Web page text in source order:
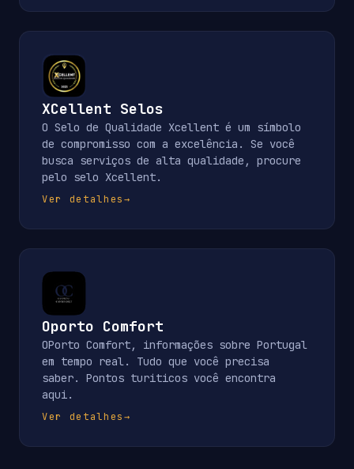
XCellent Selos
O Selo de Qualidade Xcellent é um símbolo
de compromisso com a excelência. Se você
busca serviços de alta qualidade, procure
pelo selo Xcellent.
Ver detalhes→
Oporto Comfort
OPorto Comfort, informações sobre Portugal
em tempo real. Tudo que você precisa
saber. Pontos turiticos você encontra
aqui.
Ver detalhes→